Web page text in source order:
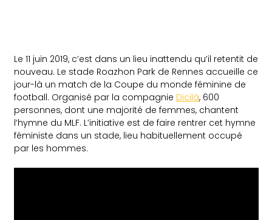
Le 11 juin 2019, c’est dans un lieu inattendu qu’il retentit de
nouveau. Le stade Roazhon Park de Rennes accueille ce
jour-là un match de la Coupe du monde féminine de
football. Organisé par la compagnie Dicilà, 600
personnes, dont une majorité de femmes, chantent
l’hymne du MLF. L’initiative est de faire rentrer cet hymne
féministe dans un stade, lieu habituellement occupé
par les hommes.